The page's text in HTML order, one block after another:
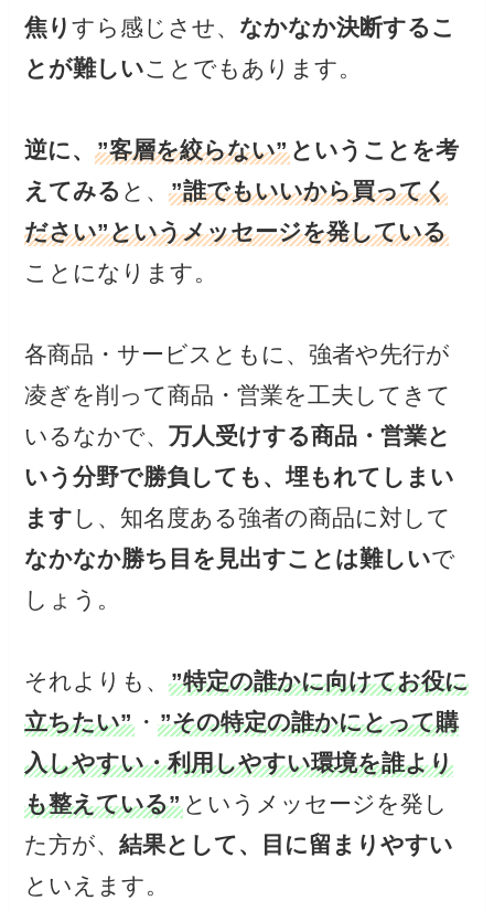
焦りすら感じさせ、 なかなか決断するこ
とが難しいことでもあります。
逆に、”客層を絞らない” ということを考
えてみる と、”誰でもいいから買ってく
ださい”というメッセージを発している
ことになります。
各商品・サービスともに、強者や先行が
凌ぎを削って商品・営業を工夫してきて
いるなかで、万人受けする商品・営業と
いう分野で勝負しても、埋もれてしまい
ます し、知名度ある強者の商品に対して
なかなか勝ち目を見出すことは難しいで
しょう。
それよりも、”特定の誰かに向けてお役に
立ちたい” ・”その特定の誰かにとって購
入しやすい・利用しやすい環境を誰より
も整えている” というメッセージを発し
た方が、結果として、目に留まりやすい
といえます。